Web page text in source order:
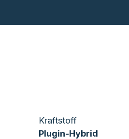
Kraftstoff
Plugin-Hybrid